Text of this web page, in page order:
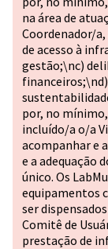
na área de
Coordenador/
de acesso à
gestão;\nc)
por, no
incluído/a o/a
acompanhar e
e a adequação
único. Os
equipamentos
ser
Comitê de
prestação de